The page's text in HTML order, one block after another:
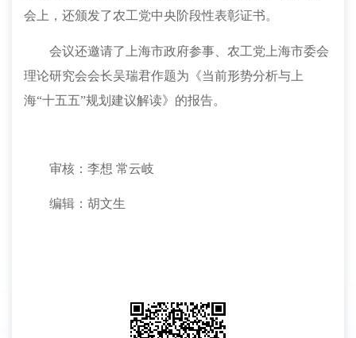
会上，还颁发了农工党中央阶段性表彰证书。
会议还邀请了上海市政府参事、农工党上海市委会
理论研究会会长吴瑞君作题为《当前形势分析与上
海“十五五”规划建议解读》的报告。
审核：李想 常云岐
编辑：胡文生